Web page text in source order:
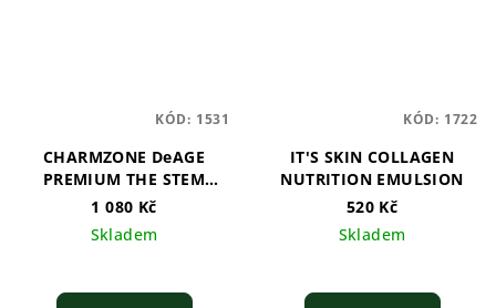
CHARMZONE DeAGE
PREMIUM THE STEM
BALANCING EMULSION
1 080 Kč
Skladem
KÓD: 1531
IT'S SKIN COLLAGEN
NUTRITION EMULSION
520 Kč
Skladem
KÓD: 1722